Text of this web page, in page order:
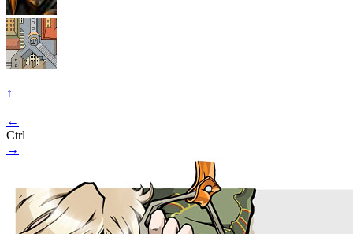
↑
←
Ctrl
→